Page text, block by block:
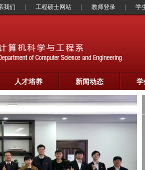
我们 工程硕士网站 教师登录 学
人才培养 新闻动态 学